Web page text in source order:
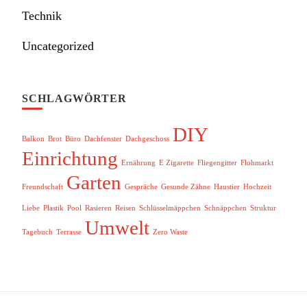
Technik
Uncategorized
SCHLAGWÖRTER
Balkon Brot Büro Dachfenster Dachgeschoss DIY
Einrichtung Ernährung E Zigarette Fliegengitter Flohmarkt
Freundschaft Garten Gespräche Gesunde Zähne Haustier Hochzeit
Liebe Plastik Pool Rasieren Reisen Schlüsselmäppchen Schnäppchen Struktur
Tagebuch Terrasse Umwelt Zero Waste